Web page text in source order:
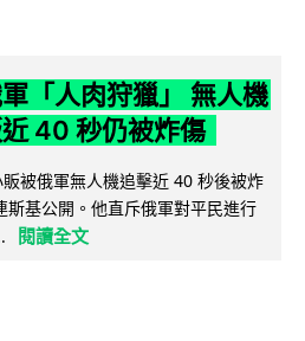
「人肉狩獵」 無人機
40 秒仍被炸傷
被俄軍無人機追擊近 40 秒後被炸
斯基公開。他直斥俄軍對平民進行
閱讀全文